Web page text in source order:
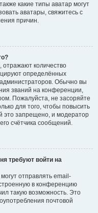
какие типы аватар могут
аватары, свяжитесь с
причин.
количество
определённых
Обычно вы
званий на конференции,
Пожалуйста, не засоряйте
для того, чтобы повысить
это запрещено, и модератор
счётчика сообщений.
требуют войти на
отправлять email-
в конференцию
такую возможность. Это
почтовой